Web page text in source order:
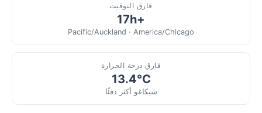
فارق التوقيت
+17h
Pacific/Auckland · America/Chicago
فارق درجة الحرارة
13.4°C
شيكاغو أكثر دفئًا